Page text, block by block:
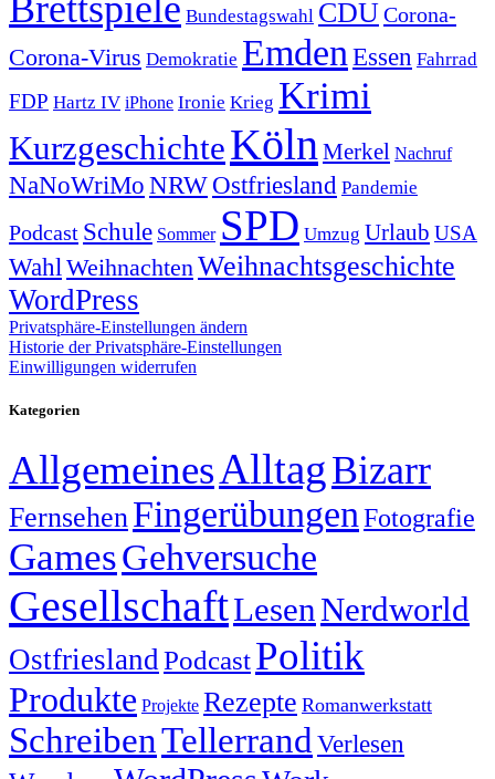
Bundestagswahl CDUCorona-
Corona-Virus Demokratie Emden Essen Fahrrad
FDP Hartz IV iPhone Ironie Krieg Krimi
KurzgeschichteKöln Merkel Nachruf
NaNoWriMo NRWOstfriesland Pandemie
Podcast Schule Sommer SPD Umzug Urlaub USA
Wahl Weihnachten Weihnachtsgeschichte
WordPress
Privatsphäre-Einstellungen ändern
Historie der Privatsphäre-Einstellungen
Einwilligungen widerrufen
Kategorien
AllgemeinesAlltagBizarr
FernsehenFingerübungen Fotografie
GamesGehversuche
GesellschaftLesenNerdworld
OstfrieslandPodcastPolitik
Produkte Projekte Rezepte Romanwerkstatt
SchreibenTellerrand Verlesen